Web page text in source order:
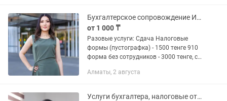
Бухгалтерское сопровождение ИП и ТОО, налоговые отчеты/обучение 1С
от 1 000 ₸
Разовые услуги: Сдача Налоговые
формы (пустографка) - 1500 тенге 910
форма без сотрудников - 3000 тенге, с
форма - 3000 тенге Остальные формы
Алматы, 2 августа
Услуги бухгалтера, налоговые отчеты, ведение/закрытие ИП/ТОО, импорт, ЭСФ